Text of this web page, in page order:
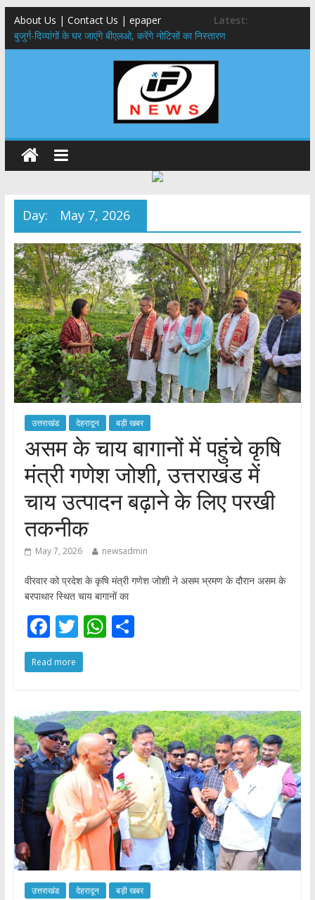
About Us | Contact Us | epaper
Latest:
बुजुर्ग-दिव्यांगों के घर जाएंगे बीएलओ, करेंगे नोटिसों का निस्तारण
24×7 अलर्ट मोड में रहें अधिकारी-मुख्य सचिव मानसून-एसईओसी से मुख्य सचिव ने
की विस्तृत समीक्षा कहा-बंद सड़कों को शीघ्र खोला जाए, लोगों को न हो दिक्कत
459 करोड़ से एचएनबी गढ़वाल विश्वविद्यालय में अनुसंधान संरचना होगी सुदृढ,उच्च
शिक्षा मंत्री धन सिंह रावत ने नवनियुक्त केन्द्रीय शिक्षा मंत्री से की मुलाकात
मुख्यमंत्री से महानिदेशक एनसीसी ने की शिष्टाचार भेंट,उत्तराखण्ड में एनसीसी के
विस्तार एवं आधुनिक आधारभूत संरचना के विकास पर हुई महत्वपूर्ण चर्चा
एमडीडीए बोर्ड बैठक, देहरादून और मसूरी के विकास के लिए 25 बड़े प्रस्तावों को मिली
हरी झंडी
Day: May 7, 2026
उत्तराखंड देहरादून बड़ी खबर
असम के चाय बागानों में पहुंचे कृषि
मंत्री गणेश जोशी, उत्तराखंड में
चाय उत्पादन बढ़ाने के लिए परखी
तकनीक
May 7, 2026 newsadmin
वीरवार को प्रदेश के कृषि मंत्री गणेश जोशी ने असम भ्रमण के दौरान असम के
बरपाथार स्थित चाय बागानों का
F
ac
e
o
o
k
T
w
itt
W
A
p
p
S
Read more
उत्तराखंड देहरादून बड़ी खबर